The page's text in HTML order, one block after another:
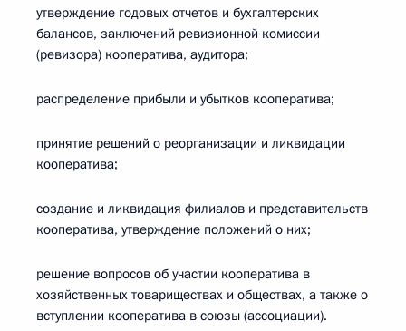
утверждение годовых отчетов и бухгалтерских
балансов, заключений ревизионной комиссии
(ревизора) кооператива, аудитора;
распределение прибыли и убытков кооператива;
принятие решений о реорганизации и ликвидации
кооператива;
создание и ликвидация филиалов и представительств
кооператива, утверждение положений о них;
решение вопросов об участии кооператива в
хозяйственных товариществах и обществах, а также о
вступлении кооператива в союзы (ассоциации).